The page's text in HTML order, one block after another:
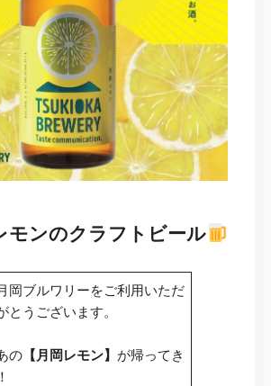
モンのクラフトビール
岡ブルワリーをご利用いただ
とうございます。
の【月岡レモン】 が帰ってき